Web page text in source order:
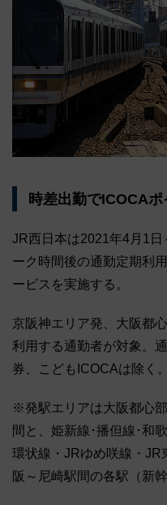
時差出勤でICOCAポ
JR西日本は2021年4月1
ーク時間後の通勤定期利
ービスを実施する。
京阪神エリア発、大阪都
利用する通勤者が対象。
券、こどもICOCAは除く。
※発駅エリアは大阪都心
間と、姫新線･播但線･和
環状線・JRゆめ咲線・JR
阪～尼崎駅間の各駅（新